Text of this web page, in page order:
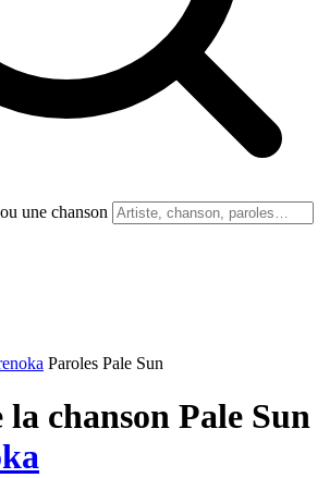
une chanson
Paroles Pale Sun
la chanson Pale Sun